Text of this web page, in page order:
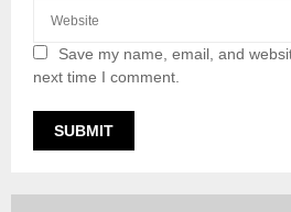
Save my name, email, and
next time I comment.